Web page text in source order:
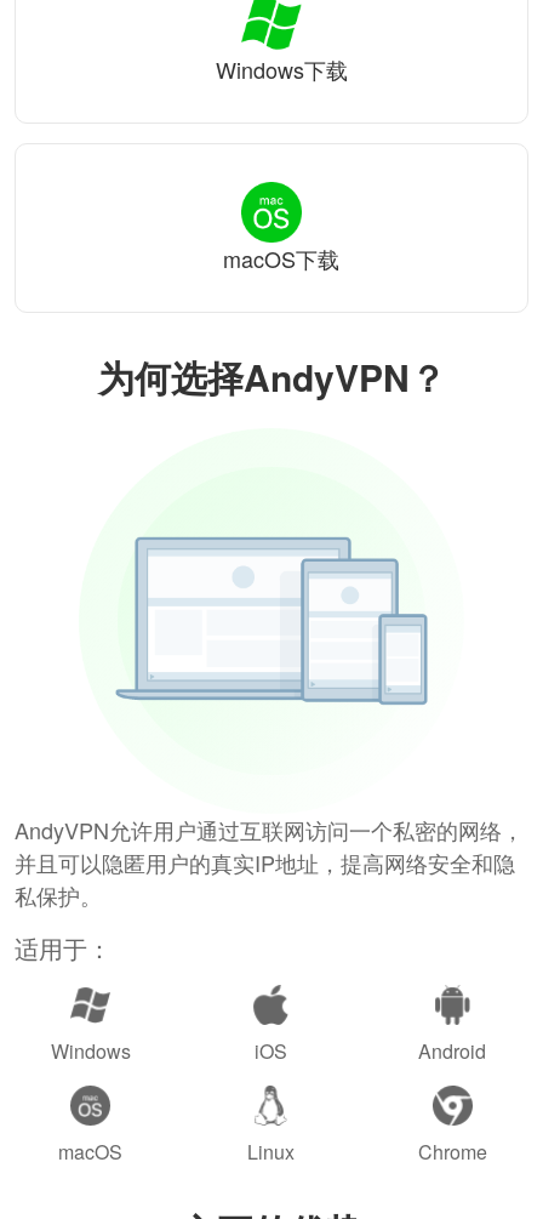
为何选择AndyVPN？
AndyVPN允许用户通过互联网访问一个私密的网络，
并且可以隐匿用户的真实IP地址，提高网络安全和隐
私保护。
适用于：
Windows iOS Android
macOS Linux Chrome
Windows下载
macOS下载